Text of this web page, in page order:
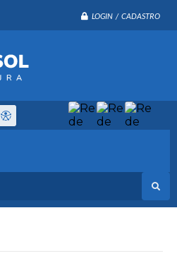
LOGIN / CADASTRO